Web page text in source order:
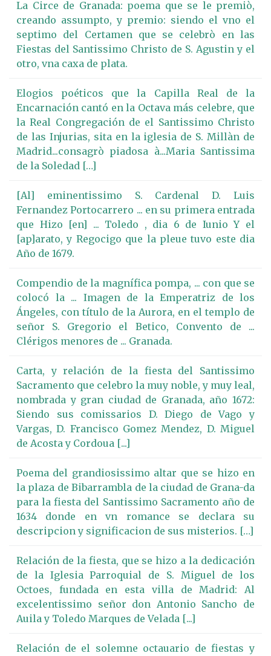
La Circe de Granada: poema que se le premiò,
creando assumpto, y premio: siendo el vno el
septimo del Certamen que se celebrò en las
Fiestas del Santissimo Christo de S. Agustin y el
otro, vna caxa de plata.
Elogios poéticos que la Capilla Real de la
Encarnación cantó en la Octava más celebre, que
la Real Congregación de el Santissimo Christo
de las Injurias, sita en la iglesia de S. Millàn de
Madrid...consagrò piadosa à...Maria Santissima
de la Soledad […]
[Al] eminentissimo S. Cardenal D. Luis
Fernandez Portocarrero ... en su primera entrada
que Hizo [en] ... Toledo , dia 6 de Iunio Y el
[ap]arato, y Regocigo que la pleue tuvo este dia
Año de 1679.
Compendio de la magnífica pompa, ... con que se
colocó la ... Imagen de la Emperatriz de los
Ángeles, con título de la Aurora, en el templo de
señor S. Gregorio el Betico, Convento de ...
Clérigos menores de ... Granada.
Carta, y relación de la fiesta del Santissimo
Sacramento que celebro la muy noble, y muy leal,
nombrada y gran ciudad de Granada, año 1672:
Siendo sus comissarios D. Diego de Vago y
Vargas, D. Francisco Gomez Mendez, D. Miguel
de Acosta y Cordoua [...]
Poema del grandiosissimo altar que se hizo en
la plaza de Bibarrambla de la ciudad de Grana-da
para la fiesta del Santissimo Sacramento año de
1634 donde en vn romance se declara su
descripcion y significacion de sus misterios. […]
Relación de la fiesta, que se hizo a la dedicación
de la Iglesia Parroquial de S. Miguel de los
Octoes, fundada en esta villa de Madrid: Al
excelentissimo señor don Antonio Sancho de
Auila y Toledo Marques de Velada [...]
Relación de el solemne octauario de fiestas y